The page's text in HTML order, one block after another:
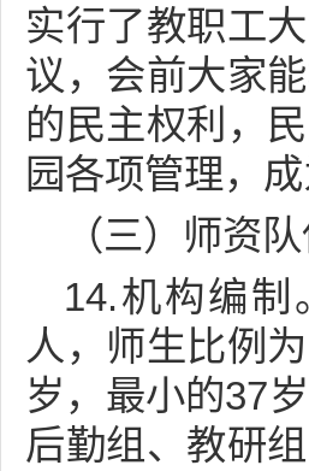
实行了教职工
议，会前大家
的民主权利，
园各项管理，
（三）师资
14.机构编制
人，师生比例
岁，最小的37
后勤组、教研